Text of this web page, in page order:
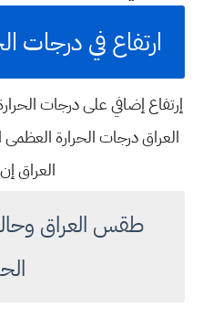
ارتفاع في درجات
إرتفاع إضافي على درجات
العراق درجات الحرارة
العراق
طقس العراق